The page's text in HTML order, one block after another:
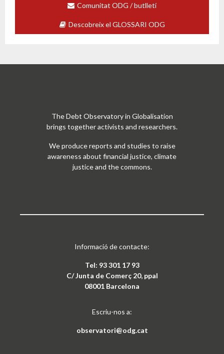
Comunitat ODG / butlletí
Descobreix el GLOSSARI ODG
The Debt Observatory in Globalisation
brings together activists and researchers.
We produce reports and studies to raise
awareness about financial justice, climate
justice and the commons.
Informació de contacte:
Tel: 93 301 17 93
C/ Junta de Comerç 20, ppal
08001 Barcelona
Escriu-nos a:
observatori@odg.cat